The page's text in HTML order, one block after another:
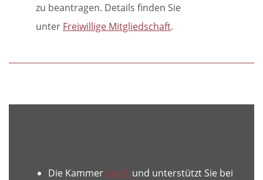
zu beantragen. Details finden Sie
unter Freiwillige Mitgliedschaft.
Die Kammer berät und unterstützt Sie bei